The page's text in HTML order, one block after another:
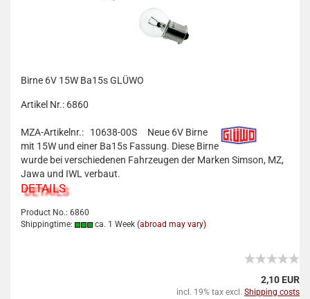
Birne 6V 15W Ba15s GLÜWO
Artikel Nr.: 6860
MZA-Artikelnr.: 10638-00S
Neue 6V Birne
mit 15W und einer Ba15s Fassung. Diese Birne
wurde bei verschiedenen Fahrzeugen der Marken Simson, MZ,
Jawa und IWL verbaut.
DETAILS
Product No.: 6860
Shippingtime:
ca. 1 Week (abroad may vary)
2,10 EUR
incl. 19% tax excl. Shipping costs